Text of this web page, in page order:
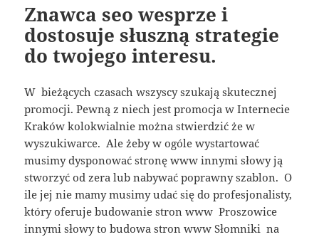
Znawca seo wesprze i
dostosuje słuszną strategie
do twojego interesu.
W bieżących czasach wszyscy szukają skutecznej
promocji. Pewną z niech jest promocja w Internecie
Kraków kolokwialnie można stwierdzić że w
wyszukiwarce. Ale żeby w ogóle wystartować
musimy dysponować stronę www innymi słowy ją
stworzyć od zera lub nabywać poprawny szablon. O
ile jej nie mamy musimy udać się do profesjonalisty,
który oferuje budowanie stron www Proszowice
innymi słowy to budowa stron www Słomniki na